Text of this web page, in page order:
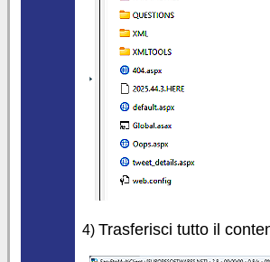
4) Trasferisci tutto il